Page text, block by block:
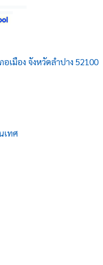
เมือง จังหวัดลำปาง 52100
เทศ